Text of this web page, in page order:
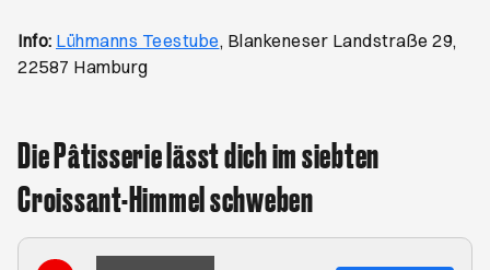
Info: Lühmanns TeestubeÖffnet ein neues Browser-Tab
, Blankeneser Landstraße 29,
22587 Hamburg
Die Pâtisserie lässt dich im siebten
Croissant-Himmel schweben